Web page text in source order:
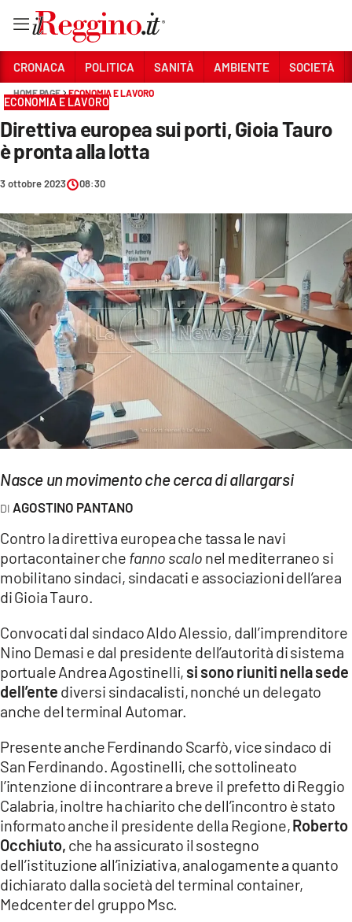
Sezioni
CRONACA
AMBIENTE
SOCIETÀ
CULTURA
ECONOMIA E LAVORO
EVENTI
SPORT
Streaming
LAC TV
LAC NETWORK
LAC ONAIR
LaC
Network
LACPLAY.IT
LACTV.IT
LACONAIR.IT
ILREGGINO.IT
COSENZACHANNEL.IT
ILVIBONESE.IT
CATANZAROCHANNEL.IT
LACAPITALENEWS.IT
CRONACA POLITICA SANITÀ AMBIENTE SOCIETÀ
HOME PAGE ECONOMIA E LAVORO
ECONOMIA E LAVORO
Direttiva europea sui porti, Gioia Tauro
è pronta alla lotta
3 ottobre 2023 08:30
Nasce un movimento che cerca di allargarsi
AGOSTINO PANTANO
Contro la direttiva europea che tassa le navi
portacontainer che fanno scalo nel mediterraneo si
mobilitano sindaci, sindacati e associazioni dell’area
di Gioia Tauro.
Convocati dal sindaco Aldo Alessio, dall’imprenditore
Nino Demasi e dal presidente dell’autorità di sistema
portuale Andrea Agostinelli, si sono riuniti nella sede
dell’ente diversi sindacalisti, nonché un delegato
anche del terminal Automar.
Presente anche Ferdinando Scarfò, vice sindaco di
San Ferdinando. Agostinelli, che sottolineato
l’intenzione di incontrare a breve il prefetto di Reggio
Calabria, inoltre ha chiarito che dell’incontro è stato
informato anche il presidente della Regione,Roberto
Occhiuto, che ha assicurato il sostegno
dell’istituzione all’iniziativa, analogamente a quanto
dichiarato dalla società del terminal container,
Medcenter del gruppo Msc.